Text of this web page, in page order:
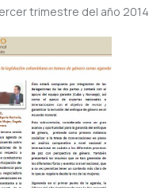
trimestre del año 2014